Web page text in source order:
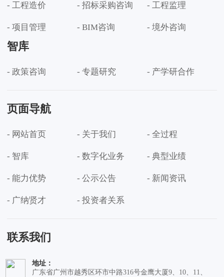
- 工程造价 - 招标采购咨询 - 工程监理
- 项目管理 - BIM咨询 - 境外咨询
智库
- 政策咨询 - 专题研究 - 产学研合作
页面导航
- 网站首页 - 关于我们 - 全过程
- 智库 - 数字化业务 - 典型业绩
- 能力优势 - 公示公告 - 新闻资讯
- 广纳贤才 - 投资者关系
联系我们
地址：
广东省广州市越秀区环市中路316号金鹰大厦9、10、11、